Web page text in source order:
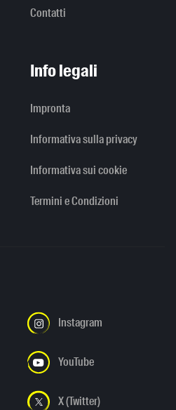
Contatti
Info legali
Impronta
Informativa sulla privacy
Informativa sui cookie
Termini e Condizioni
Instagram
YouTube
X (Twitter)